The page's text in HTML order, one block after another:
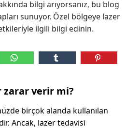
bilgi arıyorsanız, bu blog
sunuyor. Özel bölgeye lazer
ilgili bilgi edinin.
zarar verir mi?
birçok alanda kullanılan
Ancak, lazer tedavisi